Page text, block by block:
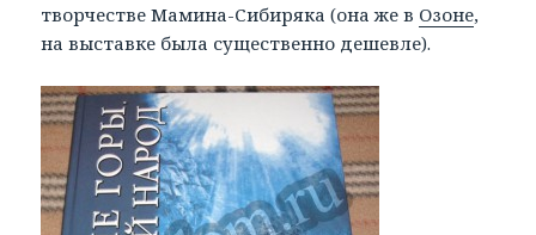
творчестве Мамина-Сибиряка (она же в Озоне,
на выставке была существенно дешевле).